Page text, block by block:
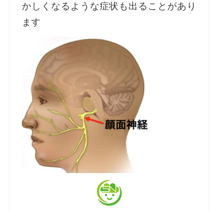
かしくなるような症状も出ることがあり
ます